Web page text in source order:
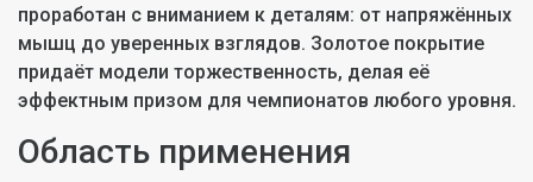
проработан с вниманием к деталям: от напряжённых
мышц до уверенных взглядов. Золотое покрытие
придаёт модели торжественность, делая её
эффектным призом для чемпионатов любого уровня.
Область применения